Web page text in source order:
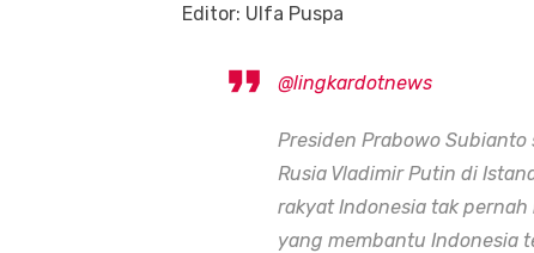
Editor: Ulfa Puspa
@lingkardotnews
Presiden Prabowo
Rusia Vladimir Putin di
rakyat Indonesia tak
yang membantu Indonesia